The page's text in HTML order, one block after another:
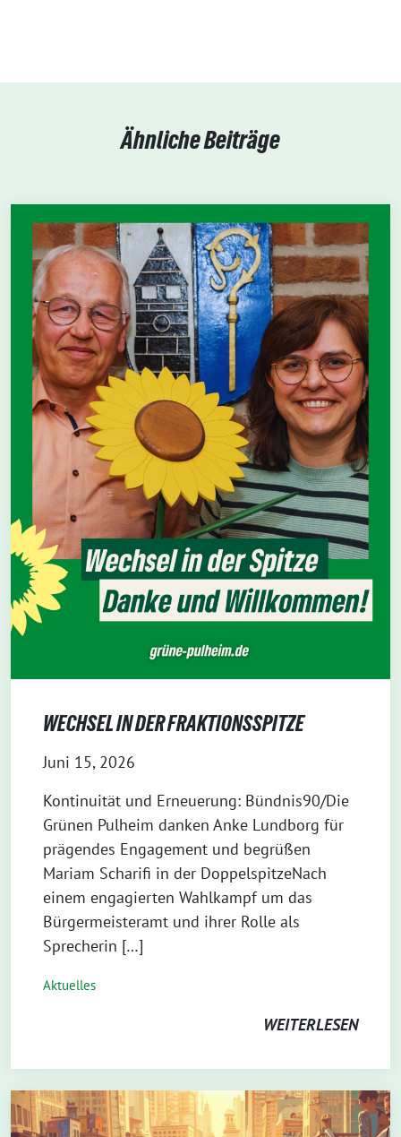
Ähnliche Beiträge
WECHSEL IN DER FRAKTIONSSPITZE
Juni 15, 2026
Kontinuität und Erneuerung: Bündnis90/Die
Grünen Pulheim danken Anke Lundborg für
prägendes Engagement und begrüßen
Mariam Scharifi in der DoppelspitzeNach
einem engagierten Wahlkampf um das
Bürgermeisteramt und ihrer Rolle als
Sprecherin […]
Aktuelles
WEITERLESEN